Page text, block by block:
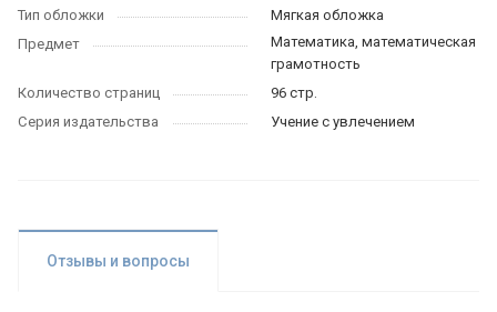
Тип обложки
Мягкая обложка
Предмет
Математика, математическая
грамотность
Количество страниц
96 стр.
Серия издательства
Учение с увлечением
Отзывы и вопросы